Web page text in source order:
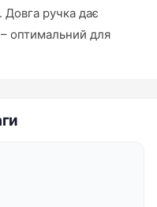
Довга ручка дає
оптимальний для